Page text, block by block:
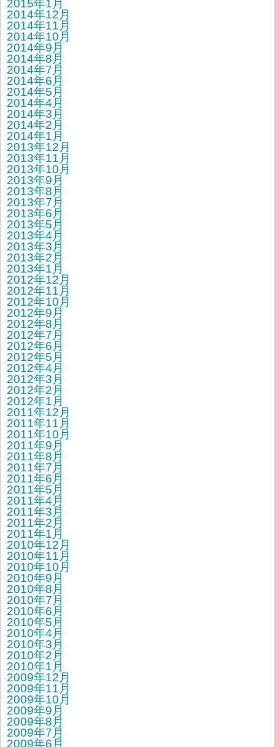
2015年1月
2014年12月
2014年11月
2014年10月
2014年9月
2014年8月
2014年7月
2014年6月
2014年5月
2014年4月
2014年3月
2014年2月
2014年1月
2013年12月
2013年11月
2013年10月
2013年9月
2013年8月
2013年7月
2013年6月
2013年5月
2013年4月
2013年3月
2013年2月
2013年1月
2012年12月
2012年11月
2012年10月
2012年9月
2012年8月
2012年7月
2012年6月
2012年5月
2012年4月
2012年3月
2012年2月
2012年1月
2011年12月
2011年11月
2011年10月
2011年9月
2011年8月
2011年7月
2011年6月
2011年5月
2011年4月
2011年3月
2011年2月
2011年1月
2010年12月
2010年11月
2010年10月
2010年9月
2010年8月
2010年7月
2010年6月
2010年5月
2010年4月
2010年3月
2010年2月
2010年1月
2009年12月
2009年11月
2009年10月
2009年9月
2009年8月
2009年7月
2009年6月